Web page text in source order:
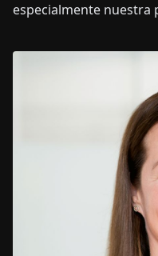
especialmente nuestra